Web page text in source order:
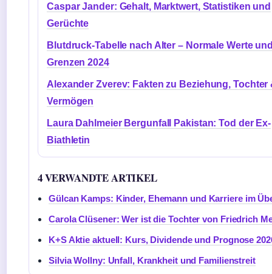
Caspar Jander: Gehalt, Marktwert, Statistiken und
Gerüchte
Blutdruck-Tabelle nach Alter – Normale Werte
Grenzen 2024
Alexander Zverev: Fakten zu Beziehung, Tochter
Vermögen
Laura Dahlmeier Bergunfall Pakistan: Tod der Ex-
Biathletin
4 VERWANDTE ARTIKEL
Gülcan Kamps: Kinder, Ehemann und Karriere im
Carola Clüsener: Wer ist die Tochter von Friedrich
K+S Aktie aktuell: Kurs, Dividende und Prognose
Silvia Wollny: Unfall, Krankheit und Familienstreit